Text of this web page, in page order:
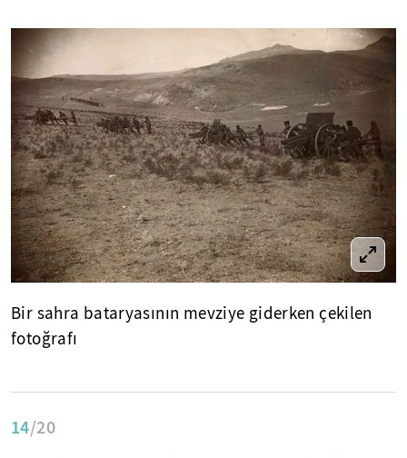
Bir sahra bataryasının mevziye giderken çekilen
fotoğrafı
14/20